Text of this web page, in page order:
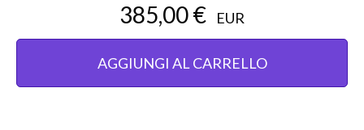
385,00 € EUR
AGGIUNGI AL CARRELLO